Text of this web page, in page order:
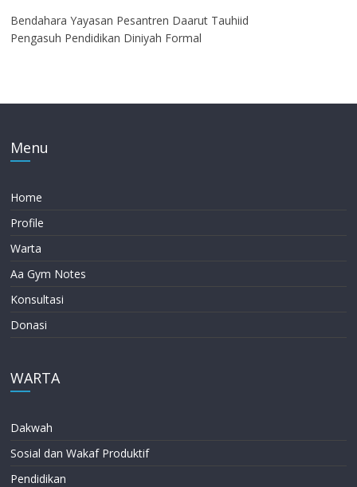
Bendahara Yayasan Pesantren Daarut Tauhiid
Pengasuh Pendidikan Diniyah Formal
Menu
Home
Profile
Warta
Aa Gym Notes
Konsultasi
Donasi
WARTA
Dakwah
Sosial dan Wakaf Produktif
Pendidikan